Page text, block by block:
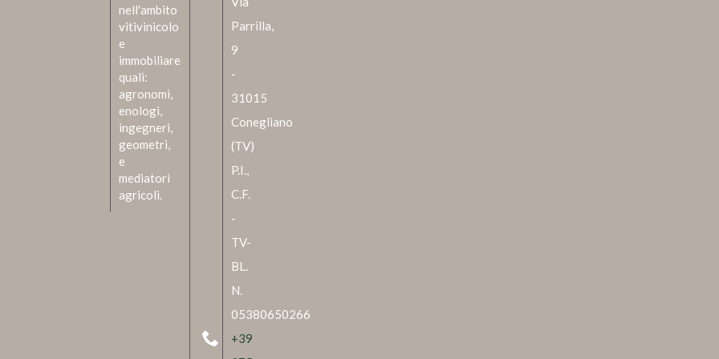
nell'ambito
vitivinicolo
e
immobiliare
quali:
agronomi,
enologi,
ingegneri,
geometri,
e
mediatori
agricoli.
Parrilla,
9
-
31015
Conegliano
(TV)
P.I.,
C.F.
-
TV-
BL.
N.
05380650266
+39